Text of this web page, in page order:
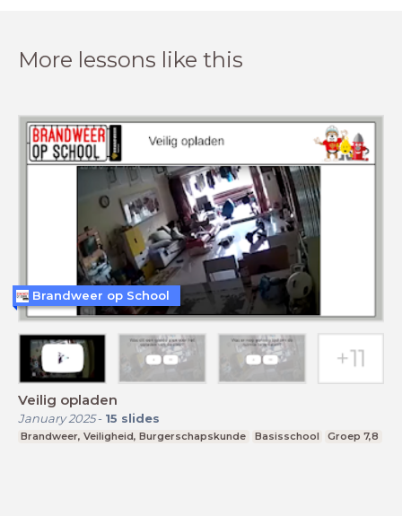
More lessons like this
Veilig opladen
January 2025- 15 slides
Brandweer, Veiligheid, Burgerschapskunde Basisschool Groep 7,8
Brandweer op School